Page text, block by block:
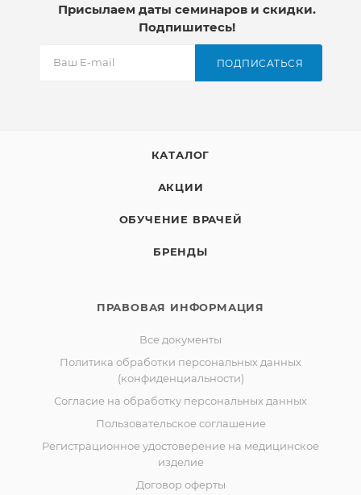
Присылаем даты семинаров и скидки.
Подпишитесь!
ПОДПИСАТЬСЯ
КАТАЛОГ
АКЦИИ
ОБУЧЕНИЕ ВРАЧЕЙ
БРЕНДЫ
ПРАВОВАЯ ИНФОРМАЦИЯ
Все документы
Политика обработки персональных данных
(конфиденциальности)
Согласие на обработку персональных данных
Пользовательское соглашение
Регистрационное удостоверение на медицинское
изделие
Договор оферты